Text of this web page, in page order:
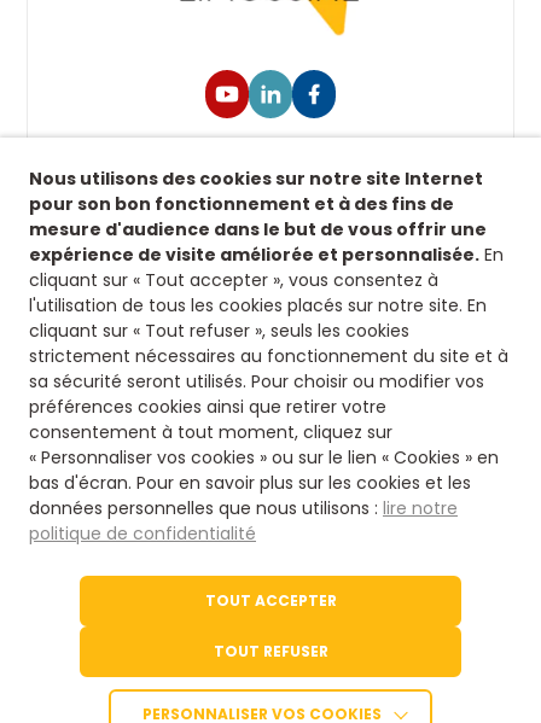
Retrouvez-nous sur nos réseaux sociaux afin de
suivre toutes nos actualités.
Siège
8 rue fontaines des jardins
16500 Confolens
Nous contacter
05 45 84 14 08
Via notre formulaire
Le site de l'office du Tourisme
© 2026 - Charente Limousine
Accessibilité : partiellement conforme
Nous utilisons des cookies sur notre site Internet
pour son bon fonctionnement et à des fins de
mesure d'audience dans le but de vous offrir une
expérience de visite améliorée et personnalisée. En
cliquant sur « Tout accepter », vous consentez à
l'utilisation de tous les cookies placés sur notre site. En
cliquant sur « Tout refuser », seuls les cookies
strictement nécessaires au fonctionnement du site et à
sa sécurité seront utilisés. Pour choisir ou modifier vos
préférences cookies ainsi que retirer votre
consentement à tout moment, cliquez sur
« Personnaliser vos cookies » ou sur le lien « Cookies » en
bas d'écran. Pour en savoir plus sur les cookies et les
données personnelles que nous utilisons : lire notre
politique de confidentialité
TOUT ACCEPTER
TOUT REFUSER
PERSONNALISER VOS COOKIES